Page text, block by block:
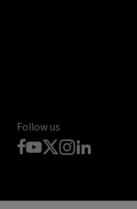
Follow us